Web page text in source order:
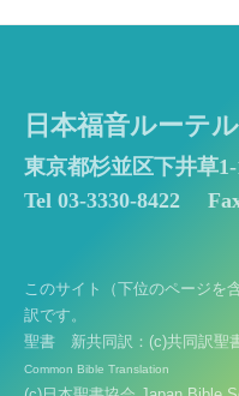
日本福音ルーテル
東京都杉並区下井草1-
Tel 03-3330-8422
このサイト（下位のページを
訳です。
聖書 新共同訳：(c)共同訳聖
Common Bible Translation